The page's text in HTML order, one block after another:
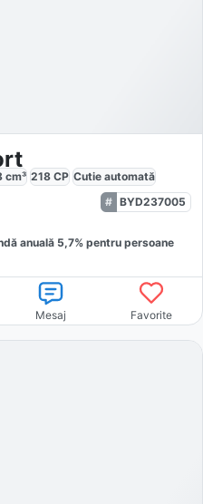
cm³ 218 CP Cutie automată
BYD237005
anuală 5,7% pentru persoane
Mesaj Favorite